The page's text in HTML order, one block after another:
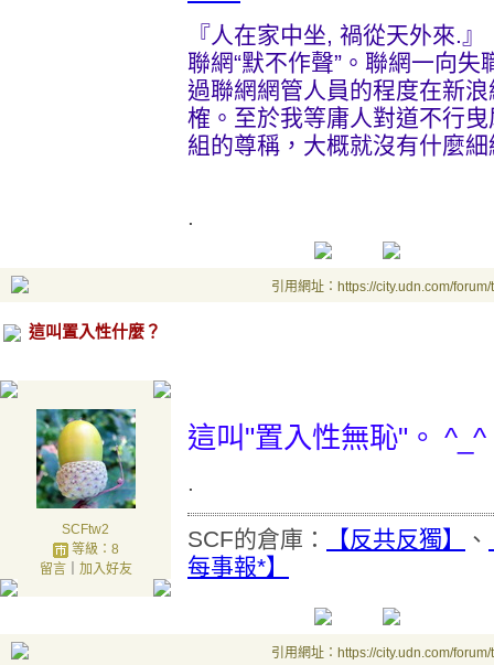
『人在家中坐, 禍從天外來.
聯網“默不作聲”。聯網一向
過聯網網管人員的程度在新
榷。至於我等庸人對道不行
組的尊稱，大概就沒有什麼
.
引用網址：https://city.udn.com/
這叫置入性什麼？
SCFtw2
等級：8
留言｜ 加入好友
這叫"置入性無恥"。 ^_^
.
SCF的倉庫： 【反共反獨】 、
每事報*】
引用網址：https://city.udn.com/